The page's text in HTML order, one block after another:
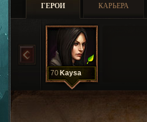
ГЕРОИ КАРЬЕРА
70 Kaysa